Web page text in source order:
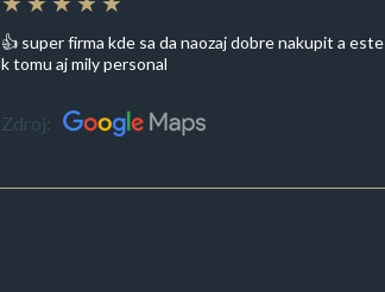
👍 super firma kde sa da naozaj dobre nakupit a este
k tomu aj mily personal
Zdroj: